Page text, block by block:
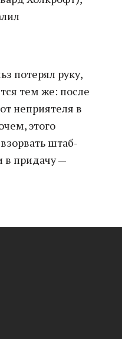
потерял руку,
тем же: после
неприятеля в
этого
штаб-
в придачу —